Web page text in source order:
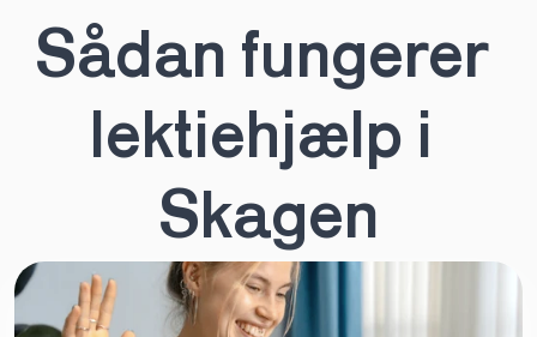
Sådan fungerer
lektiehjælp i
Skagen